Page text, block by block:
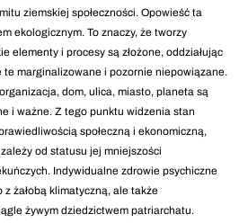
ziemskiej społeczności. Opowieść ta
ekologicznym. To znaczy, że tworzy
elementy i procesy są złożone, oddziałując
te marginalizowane i pozornie niepowiązane.
dom, ulica, miasto, planeta są
i ważne. Z tego punktu widzenia stan
społeczną i ekonomiczną,
od statusu jej mniejszości
Indywidualne zdrowie psychiczne
żałobą klimatyczną, ale także
żywym dziedzictwem patriarchatu.